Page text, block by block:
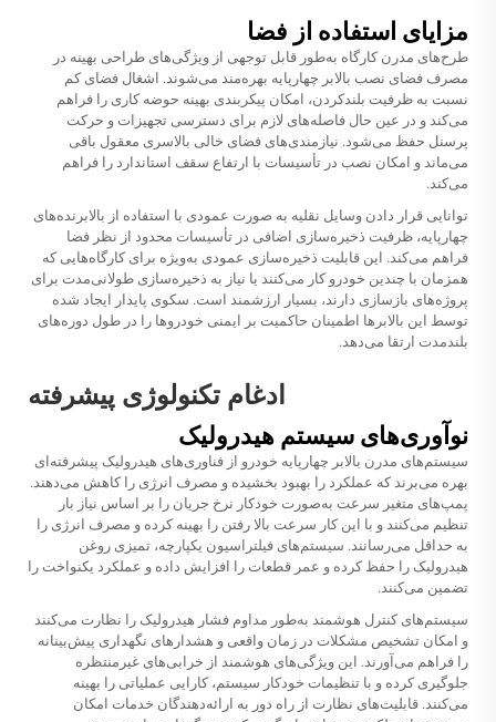
مزایای استفاده از فضا
طرح‌های مدرن کارگاه به‌طور قابل توجهی از ویژگی‌های طراحی بهینه در
مصرف فضای نصب بالابر چهارپایه بهره‌مند می‌شوند. اشغال فضای کم
نسبت به ظرفیت بلندکردن، امکان پیکربندی بهینه حوضه کاری را فراهم
می‌کند و در عین حال فاصله‌های لازم برای دسترسی تجهیزات و حرکت
پرسنل حفظ می‌شود. نیازمندی‌های فضای خالی بالاسری معقول باقی
می‌ماند و امکان نصب در تأسیسات با ارتفاع سقف استاندارد را فراهم
می‌کند.
توانایی قرار دادن وسایل نقلیه به صورت عمودی با استفاده از بالابرنده‌های
چهارپایه، ظرفیت ذخیره‌سازی اضافی در تأسیسات محدود از نظر فضا
فراهم می‌کند. این قابلیت ذخیره‌سازی عمودی به‌ویژه برای کارگاه‌هایی که
همزمان با چندین خودرو کار می‌کنند یا نیاز به ذخیره‌سازی طولانی‌مدت برای
پروژه‌های بازسازی دارند، بسیار ارزشمند است. سکوی پایدار ایجاد شده
توسط این بالابرها اطمینان حاکمیت بر ایمنی خودروها را در طول دوره‌های
بلندمدت ارتقا می‌دهد.
ادغام تکنولوژی پیشرفته
نوآوری‌های سیستم هیدرولیک
سیستم‌های مدرن بالابر چهارپایه خودرو از فناوری‌های هیدرولیک پیشرفته‌ای
بهره می‌برند که عملکرد را بهبود بخشیده و مصرف انرژی را کاهش می‌دهند.
پمپ‌های متغیر سرعت به‌صورت خودکار نرخ جریان را بر اساس نیاز بار
تنظیم می‌کنند و با این کار سرعت بالا رفتن را بهینه کرده و مصرف انرژی را
به حداقل می‌رسانند. سیستم‌های فیلتراسیون یکپارچه، تمیزی روغن
هیدرولیک را حفظ کرده و عمر قطعات را افزایش داده و عملکرد یکنواخت را
تضمین می‌کنند.
سیستم‌های کنترل هوشمند به‌طور مداوم فشار هیدرولیک را نظارت می‌کنند
و امکان تشخیص مشکلات در زمان واقعی و هشدارهای نگهداری پیش‌بینانه
را فراهم می‌آورند. این ویژگی‌های هوشمند از خرابی‌های غیرمنتظره
جلوگیری کرده و با تنظیمات خودکار سیستم، کارایی عملیاتی را بهینه
می‌کنند. قابلیت‌های نظارت از راه دور به ارائه‌دهندگان خدمات امکان